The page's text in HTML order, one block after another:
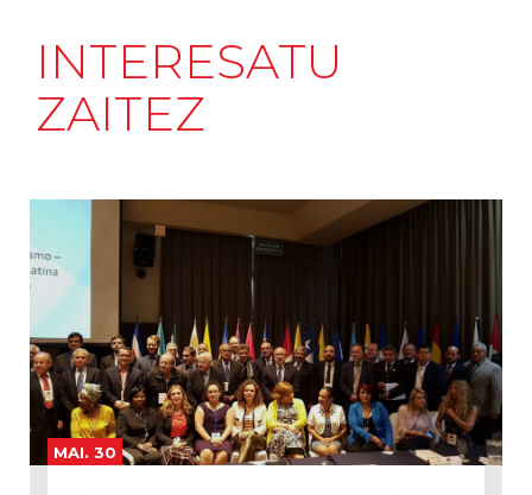
INTERESATU
ZAITEZ
MAI. 30